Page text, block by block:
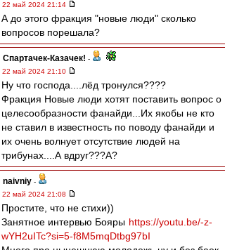
22 май 2024 21:14
А до этого фракция "новые люди" сколько
вопросов порешала?
Спартачек-Казачек! -
22 май 2024 21:10
Ну что господа....лёд тронулся????
Фракция Новые люди хотят поставить вопрос о
целесообразности фанайди...Их якобы не кто
не ставил в известность по поводу фанайди и
их очень волнует отсутствие людей на
трибунах....А вдруг???А?
naivniy -
22 май 2024 21:08
Простите, что не стихи))
Занятное интервью Бояры https://youtu.be/-z-
wYH2uITc?si=5-f8M5mqDtbg97bI